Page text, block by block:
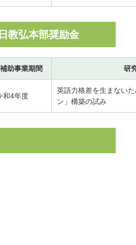
教弘本部奨励金
補助事業期間 研
和4年度
英語力格差を生まない
ン」構築の試み